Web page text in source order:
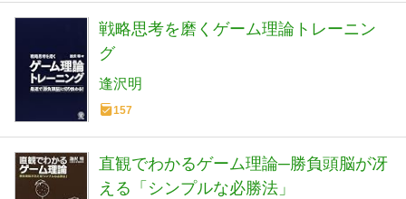
戦略思考を磨くゲーム理論トレーニン
グ
逢沢明
157
直観でわかるゲーム理論─勝負頭脳が冴
える「シンプルな必勝法」